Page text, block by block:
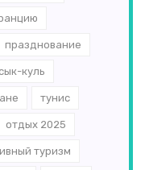
празднование
куль
тунис
отдых 2025
туризм